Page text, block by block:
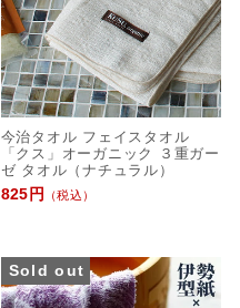
今治タオル フェイスタオル
「クス」オーガニック ３重ガー
ゼ タオル（ナチュラル）
825円
（税込）
Sold out